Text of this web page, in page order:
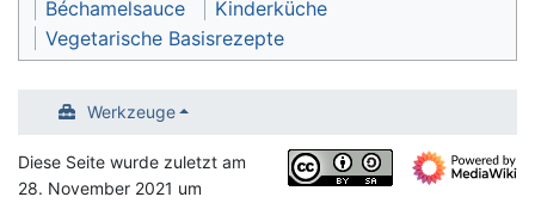
Béchamelsauce
Kinderküche
Vegetarische Basisrezepte
Werkzeuge
Diese Seite wurde zuletzt am
28. November 2021 um